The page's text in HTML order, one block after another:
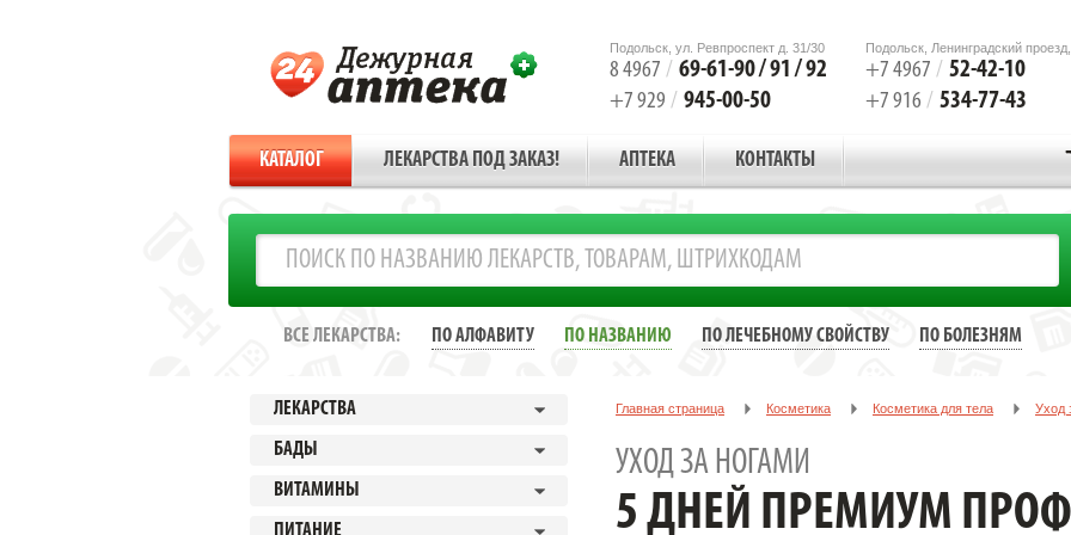
Подольск, ул. Ревпроспект д. 31/30
8 4967 / 69-61-90 / 91 / 92
+7 929 / 945-00-50
Подольск, Ленинградский
+7 4967 / 52-42-10
+7 916 / 534-77-43
КАТАЛОГ ЛЕКАРСТВА ПОД ЗАКАЗ! АПТЕКА КОНТАКТЫ
ВСЕ ЛЕКАРСТВА: ПО АЛФАВИТУ ПО НАЗВАНИЮ ПО ЛЕЧЕБНОМУ СВОЙСТВУ ПО БОЛЕЗНЯМ
ЛЕКАРСТВА
БАДЫ
ВИТАМИНЫ
ПИТАНИЕ
Главная страница Косметика Косметика для тела Уход
УХОД ЗА НОГАМИ
5 ДНЕЙ ПРЕМИУМ